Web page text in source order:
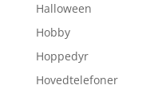
Halloween
Hobby
Hoppedyr
Hovedtelefoner